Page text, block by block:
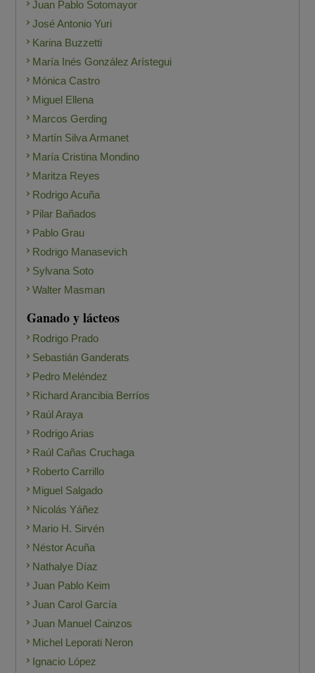
Juan Pablo Sotomayor
José Antonio Yuri
Karina Buzzetti
María Inés González Arístegui
Mónica Castro
Miguel Ellena
Marcos Gerding
Martín Silva Armanet
María Cristina Mondino
Maritza Reyes
Rodrigo Acuña
Pilar Bañados
Pablo Grau
Rodrigo Manasevich
Sylvana Soto
Walter Masman
Ganado y lácteos
Rodrigo Prado
Sebastián Ganderats
Pedro Meléndez
Richard Arancibia Berríos
Raúl Araya
Rodrigo Arias
Raúl Cañas Cruchaga
Roberto Carrillo
Miguel Salgado
Nicolás Yáñez
Mario H. Sirvén
Néstor Acuña
Nathalye Díaz
Juan Pablo Keim
Juan Carol García
Juan Manuel Cainzos
Michel Leporati Neron
Ignacio López